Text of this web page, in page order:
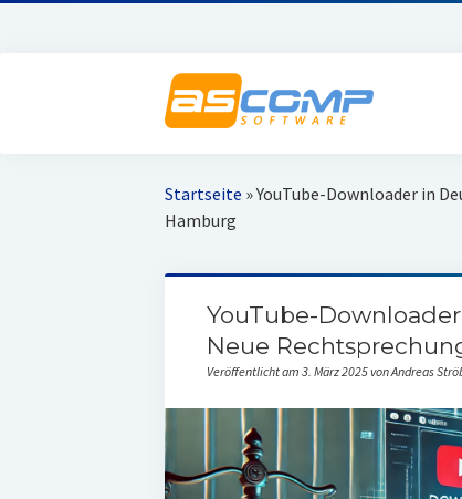
Startseite »YouTube-Downloader in
Hamburg
YouTube-
Neue
Veröffentlicht am 3. März 2025 von Andreas